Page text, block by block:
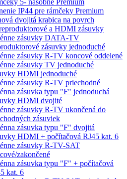
5- násobné Premium
IP44 pre rámčeky Premium
dvojitá krabica na povrch
a HDMI zásuvky
zásuvky DATA-TV
zásuvky jednoduché
zásuvky R-TV koncové oddelené
zásuvky TV jednoduché
HDMI jednoduché
zásuvky R-TV priechodné
zásuvka typu "F" jednoduchá
HDMI dvojité
zásuvky R-TV ukončená do
zásuviek
zásuvka typu "F" dvojitá
HDMI + počítačová RJ45 kat. 6
zásuvky R-TV-SAT
zakončené
zásuvka typu "F" + počítačová
kat. 6